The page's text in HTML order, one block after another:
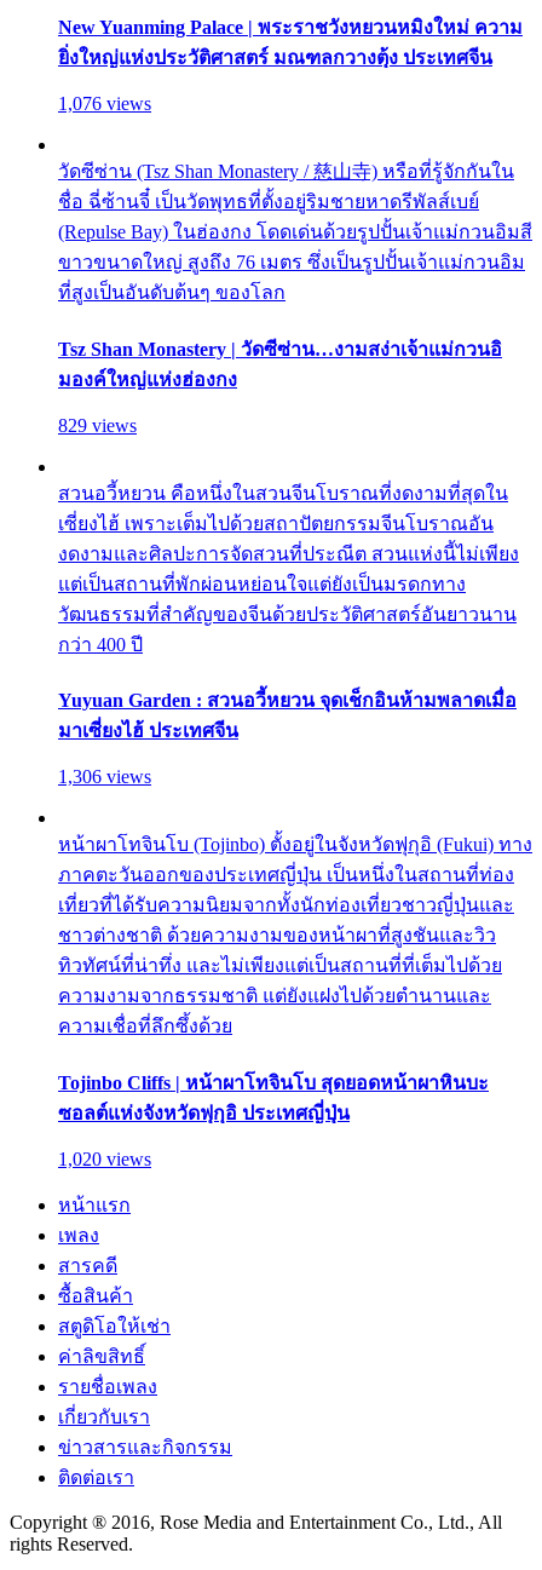
New Yuanming Palace | พระราชวังหยวนหมิงใหม่ ความ
ยิ่งใหญ่แห่งประวัติศาสตร์ มณฑลกวางตุ้ง ประเทศจีน
1,076 views
วัดซีซ่าน (Tsz Shan Monastery / 慈山寺) หรือที่รู้จักกันใน
ชื่อ ฉี่ซ้านจี๋ เป็นวัดพุทธที่ตั้งอยู่ริมชายหาดรีพัลส์เบย์
(Repulse Bay) ในฮ่องกง โดดเด่นด้วยรูปปั้นเจ้าแม่กวนอิมสี
ขาวขนาดใหญ่ สูงถึง 76 เมตร ซึ่งเป็นรูปปั้นเจ้าแม่กวนอิม
ที่สูงเป็นอันดับต้นๆ ของโลก
Tsz Shan Monastery | วัดซีซ่าน…งามสง่าเจ้าแม่กวนอิ
มองค์ใหญ่แห่งฮ่องกง
829 views
สวนอวี้หยวน คือหนึ่งในสวนจีนโบราณที่งดงามที่สุดใน
เซี่ยงไฮ้ เพราะเต็มไปด้วยสถาปัตยกรรมจีนโบราณอัน
งดงามและศิลปะการจัดสวนที่ประณีต สวนแห่งนี้ไม่เพียง
แต่เป็นสถานที่พักผ่อนหย่อนใจแต่ยังเป็นมรดกทาง
วัฒนธรรมที่สำคัญของจีนด้วยประวัติศาสตร์อันยาวนาน
กว่า 400 ปี
Yuyuan Garden : สวนอวี้หยวน จุดเช็กอินห้ามพลาดเมื่อ
มาเซี่ยงไฮ้ ประเทศจีน
1,306 views
หน้าผาโทจินโบ (Tojinbo) ตั้งอยู่ในจังหวัดฟุกุอิ (Fukui) ทาง
ภาคตะวันออกของประเทศญี่ปุ่น เป็นหนึ่งในสถานที่ท่อง
เที่ยวที่ได้รับความนิยมจากทั้งนักท่องเที่ยวชาวญี่ปุ่นและ
ชาวต่างชาติ ด้วยความงามของหน้าผาที่สูงชันและวิว
ทิวทัศน์ที่น่าทึ่ง และไม่เพียงแต่เป็นสถานที่ที่เต็มไปด้วย
ความงามจากธรรมชาติ แต่ยังแฝงไปด้วยตำนานและ
ความเชื่อที่ลึกซึ้งด้วย
Tojinbo Cliffs | หน้าผาโทจินโบ สุดยอดหน้าผาหินบะ
ซอลต์แห่งจังหวัดฟุกุอิ ประเทศญี่ปุ่น
1,020 views
หน้าแรก
เพลง
สารคดี
ซื้อสินค้า
สตูดิโอให้เช่า
ค่าลิขสิทธิ์
รายชื่อเพลง
เกี่ยวกับเรา
ข่าวสารและกิจกรรม
ติดต่อเรา
Copyright ® 2016, Rose Media and Entertainment Co., Ltd., All
rights Reserved.